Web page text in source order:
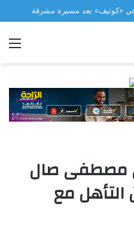
«كوتيف» بعد مسيرة مشرفة
مصطفى صال
التأهل مع